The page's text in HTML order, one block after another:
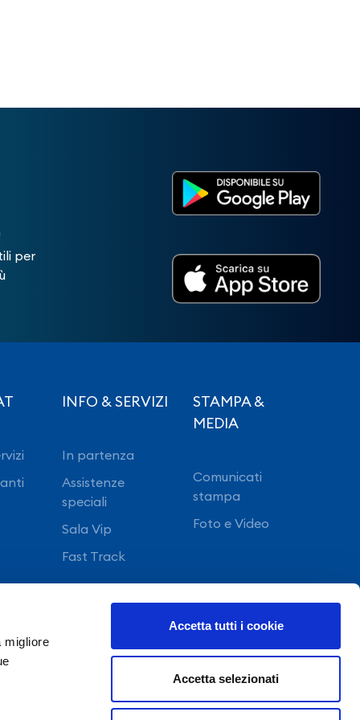
migliore
Accetta tutti i cookie
Accetta selezionati
per
INFO & SERVIZI
In partenza
Assistenze
speciali
Sala Vip
Fast Track
STAMPA &
MEDIA
Comunicati
stampa
Foto e Video